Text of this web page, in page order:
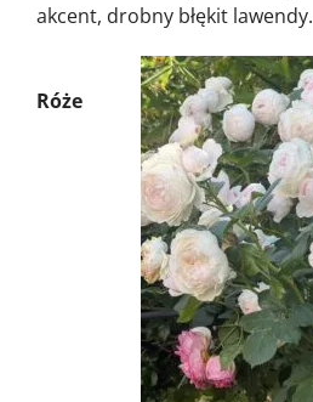
akcent, drobny błękit lawendy.
Róże